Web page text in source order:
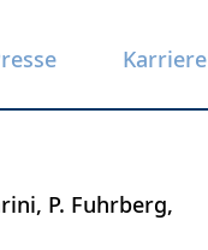
Karriere
P. Fuhrberg